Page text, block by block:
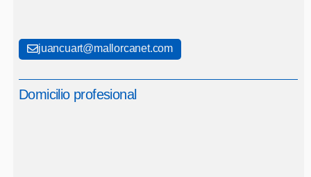
juancuart@mallorcanet.com
Domicilio profesional